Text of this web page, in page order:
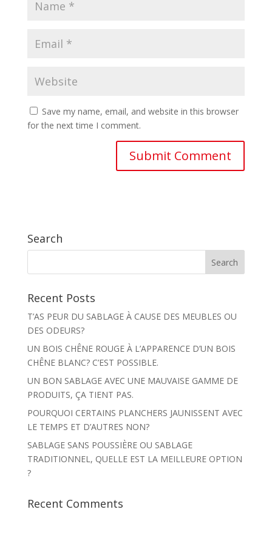
Save my name, email, and website in this browser
for the next time I comment.
Search
Recent Posts
T’AS PEUR DU SABLAGE À CAUSE DES MEUBLES OU
DES ODEURS?
UN BOIS CHÊNE ROUGE À L’APPARENCE D’UN BOIS
CHÊNE BLANC? C’EST POSSIBLE.
UN BON SABLAGE AVEC UNE MAUVAISE GAMME DE
PRODUITS, ÇA TIENT PAS.
POURQUOI CERTAINS PLANCHERS JAUNISSENT AVEC
LE TEMPS ET D’AUTRES NON?
SABLAGE SANS POUSSIÈRE OU SABLAGE
TRADITIONNEL, QUELLE EST LA MEILLEURE OPTION
?
Recent Comments